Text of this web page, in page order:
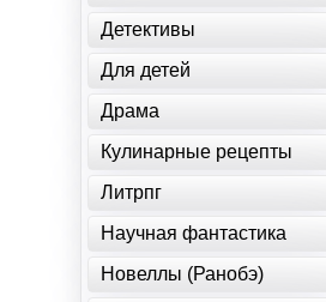
Детективы
Для детей
Драма
Кулинарные рецепты
Литрпг
Научная фантастика
Новеллы (Ранобэ)